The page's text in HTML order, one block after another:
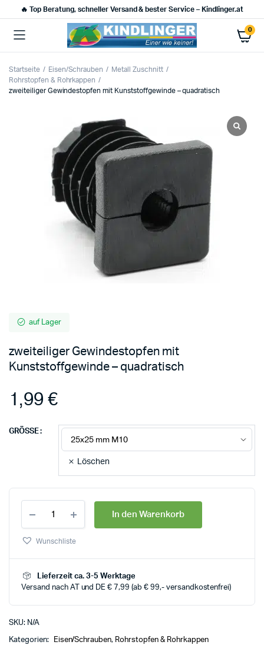
🔥 Top Beratung, schneller Versand & bester Service – Kindlinger.at
0
Startseite Eisen/Schrauben
Metall Zuschnitt
Rohrstopfen & Rohrkappen
zweiteiliger Gewindestopfen mit Kunststoffgewinde – quadratisch
auf Lager
zweiteiliger Gewindestopfen mit
Kunststoffgewinde – quadratisch
1,99€
GRÖSSE
Löschen
In den Warenkorb
Wunschliste
Lieferzeit ca. 3-5 Werktage
Versand nach AT und DE € 7,99 (ab € 99,- versandkostenfrei)
SKU: N/A
Kategorien: Eisen/Schrauben, Rohrstopfen & Rohrkappen